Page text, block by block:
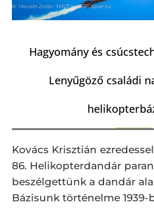
Hagyomány és
Lenyűgöző családi
Kovács Krisztián
86. Helikopterdandár
beszélgettünk a dandár
Bázisunk történelme 1939-